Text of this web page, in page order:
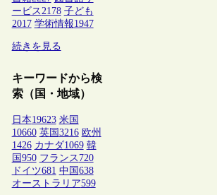
ービス2178 子ども
2017 学術情報1947
続きを見る
キーワードから検
索（国・地域）
日本19623 米国
10660 英国 3216 欧州
1426 カナダ1069 韓
国 950 フランス 720
ドイツ681 中国 638
オーストラリア599